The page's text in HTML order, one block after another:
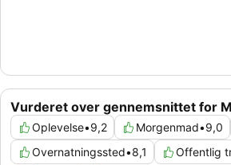
Vurderet over gennemsnittet for
Oplevelse•9,2 Morgenmad•9,0
Overnatningssted•8,1 Offentlig